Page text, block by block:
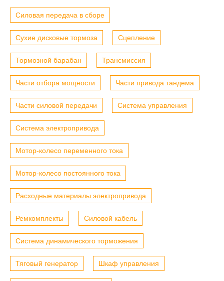
Силовая передача в сборе
Сухие дисковые тормоза Сцепление
Тормозной барабан Трансмиссия
Части отбора мощности Части привода тандема
Части силовой передачи Система управления
Система электропривода
Мотор-колесо переменного тока
Мотор-колесо постоянного тока
Расходные материалы электропривода
Ремкомплекты Силовой кабель
Система динамического торможения
Тяговый генератор Шкаф управления